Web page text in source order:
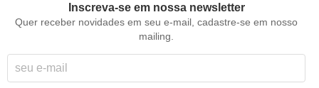
Inscreva-se em nossa newsletter
Quer receber novidades em seu e-mail, cadastre-se em nosso
mailing.